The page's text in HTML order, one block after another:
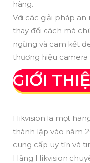
hàng.
Với các giải pháp
thay đổi cách mà
ngừng và cam kết
thương hiệu camera
GIỚI
Hikvision là một
thành lập vào năm
cung cấp uy tín và
Hãng Hikvision